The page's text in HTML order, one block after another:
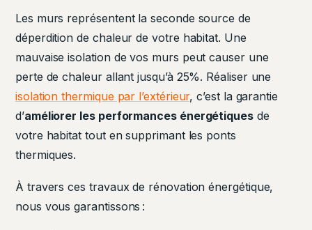
Les murs représentent la seconde source de
déperdition de chaleur de votre habitat. Une
mauvaise isolation de vos murs peut causer une
perte de chaleur allant jusqu’à 25%. Réaliser une
isolation thermique par l’extérieur, c’est la garantie
d’améliorer les performances énergétiquesde
votre habitat tout en supprimant les ponts
thermiques.
À travers ces travaux de rénovation énergétique,
nous vous garantissons :